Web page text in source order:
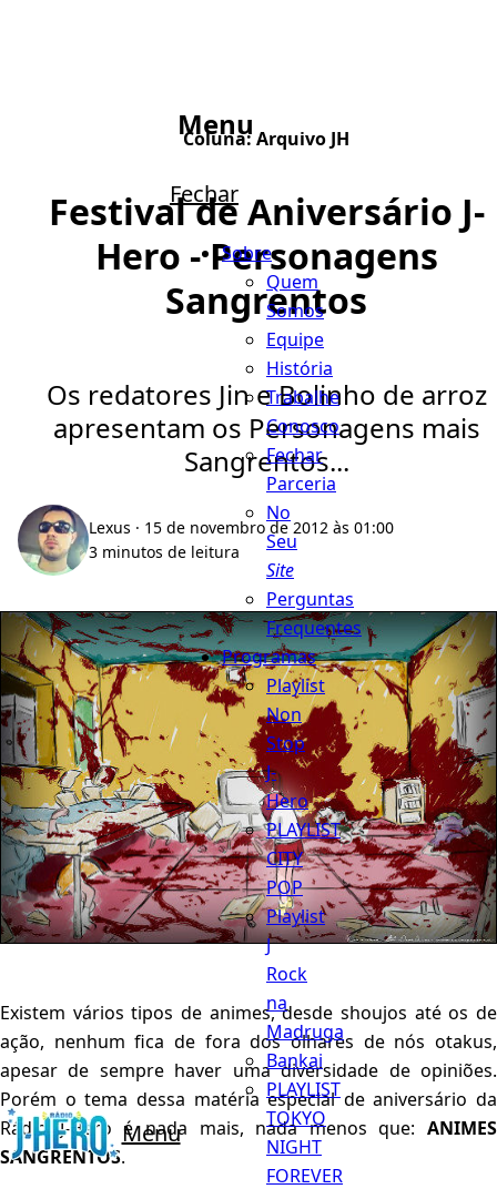
Menu
Menu
Fechar
Sobre
Quem
Somos
Equipe
História
Trabalhe
Conosco
Fechar
Parceria
No
Seu
Site
Perguntas
Frequentes
Programas
Playlist
Non
Stop
J-
Hero
PLAYLIST
CITY
POP
Playlist
J
Rock
na
Madruga
Bankai
PLAYLIST
TOKYO
NIGHT
FOREVER
Coluna:Arquivo JH
Festival de Aniversário J-
Hero - Personagens
Sangrentos
Os redatores Jin e Bolinho de arroz
apresentam os Personagens mais
Sangrentos...
Lexus · 15 de novembro de 2012 às 01:00
3 minutos de leitura
Existem vários tipos de animes, desde shoujos até os de
ação, nenhum fica de fora dos olhares de nós otakus,
apesar de sempre haver uma diversidade de opiniões.
Porém o tema dessa matéria especial de aniversário da
Rádio J-Hero é nada mais, nada menos que: ANIMES
SANGRENTOS.